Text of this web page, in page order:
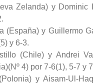
Zelanda) y
(España) y Guillermo
y 6-3.
(Chile) y Andrei
4) por 7-6(1), 5-7 y
y Aisam-Ul-